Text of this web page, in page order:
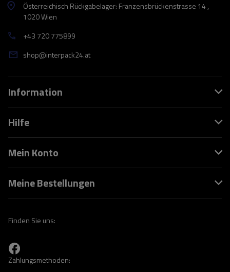
Österreichisch Rückgabelager: Franzensbrückenstrasse 14 ,
1020 Wien
+43 720 775899
shop@interpack24.at
Information
Hilfe
Mein Konto
Meine Bestellungen
Finden Sie uns:
Zahlungsmethoden: